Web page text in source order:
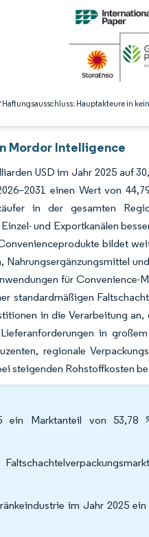
Hauptakteure in
Mordor Intelligence
USD im Jahr 2025 auf
einen Wert von
in der gesamten
und Exportkanälen
bildet
für Convenience-
standardmäßigen
in die Verarbeitung
in
regionale
steigenden Rohstoffkosten
Marktanteil von 53,78
im Jahr 2025